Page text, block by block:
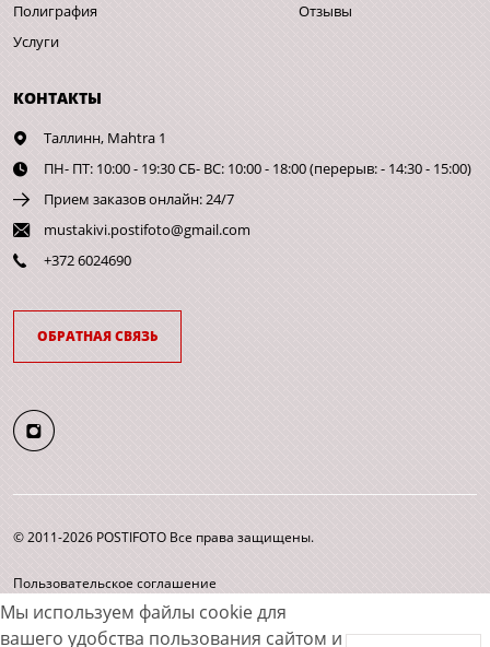
Мы используем файлы cookie для
вашего удобства пользования сайтом и
Полиграфия
Услуги
Отзывы
КОНТАКТЫ
Таллинн, Mahtra 1
ПН- ПТ: 10:00 - 19:30 СБ- ВС: 10:00 - 18:00 (перерыв: - 14:30 - 15:00)
Прием заказов онлайн: 24/7
mustakivi.postifoto@gmail.com
+372 6024690
ОБРАТНАЯ СВЯЗЬ
© 2011-2026 POSTIFOTO Все права защищены.
Пользовательское соглашение
Согласие на обработку персональных данных
Карта сайта